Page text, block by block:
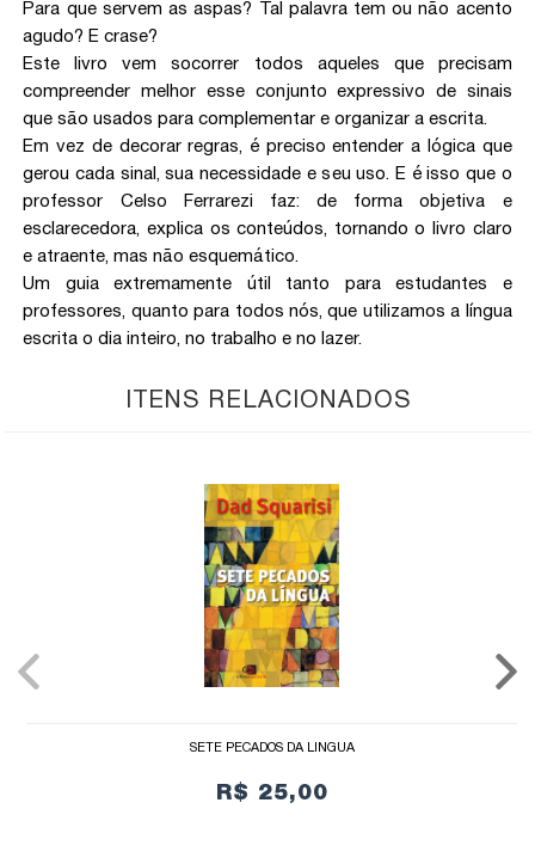
Para que servem as aspas? Tal palavra tem ou não acento
agudo? E crase?
Este livro vem socorrer todos aqueles que precisam
compreender melhor esse conjunto expressivo de sinais
que são usados para complementar e organizar a escrita.
Em vez de decorar regras, é preciso entender a lógica que
gerou cada sinal, sua necessidade e seu uso. E é isso que o
professor Celso Ferrarezi faz: de forma objetiva e
esclarecedora, explica os conteúdos, tornando o livro claro
e atraente, mas não esquemático.
Um guia extremamente útil tanto para estudantes e
professores, quanto para todos nós, que utilizamos a língua
escrita o dia inteiro, no trabalho e no lazer.
ITENS RELACIONADOS
SETE PECADOS DA LÍNGUA
R$ 25,00